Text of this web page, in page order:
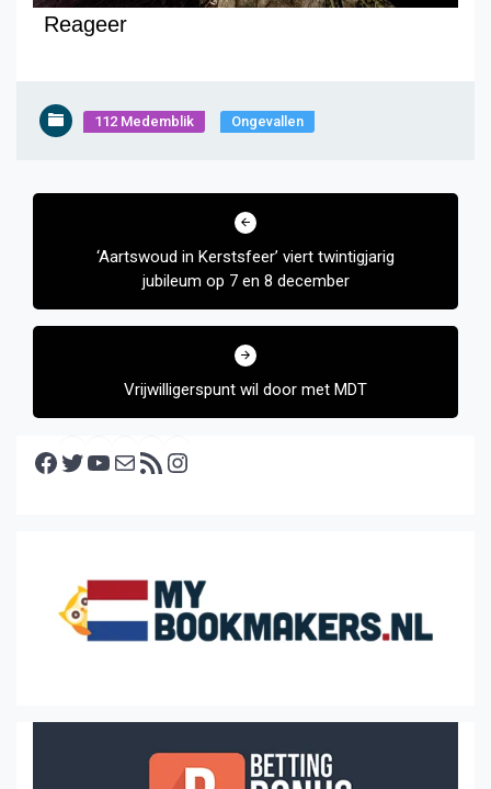
Reageer
112 Medemblik Ongevallen
Bericht
‘Aartswoud in Kerstsfeer’ viert twintigjarig
jubileum op 7 en 8 december
Vrijwilligerspunt wil door met MDT
Facebook Twitter YouTube E-mail RSS feed